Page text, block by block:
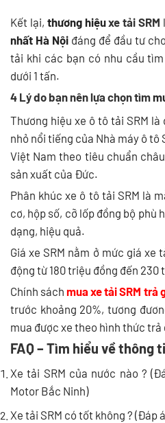
Kết lại, thương hiệuxe tải SRM
nhất Hà Nội đáng để đầu tư
tải khi các bạn có nhu cầu
dưới 1 tấn.
4 Lý do bạn nên lựa chọn tìm
Thương hiệu xe ô tô tải SRM
nhỏ nổi tiếng của Nhà máy ô
Việt Nam theo tiêu chuẩn
sản xuất của Đức.
Phân khúc xe ô tô tải SRM là
cơ, hộp số, cỡ lốp đồng bộ phù
dạng, hiệu quả.
Giá xe SRM nằm ở mức giá
động từ 180 triệu đồng đến 230
Chính sáchmua xe tải SRM trả
trước khoảng 20%, tương
mua được xe theo hình thức trả
FAQ – Tìm hiểu về thông
Xe tải SRM của nước nào ?
Motor Bắc Ninh)
Xe tải SRM có tốt không ? (Đáp